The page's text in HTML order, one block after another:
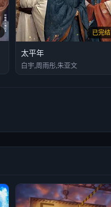
已完结
太平年
白宇,周雨彤,朱亚文